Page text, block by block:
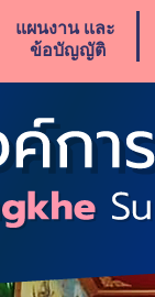
แผนงาน เเละ
ข้อบัญญัติ